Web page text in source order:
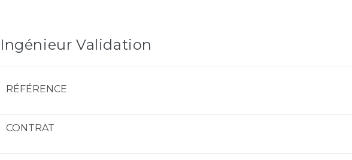
Ingénieur Validation
RÉFÉRENCE
CONTRAT